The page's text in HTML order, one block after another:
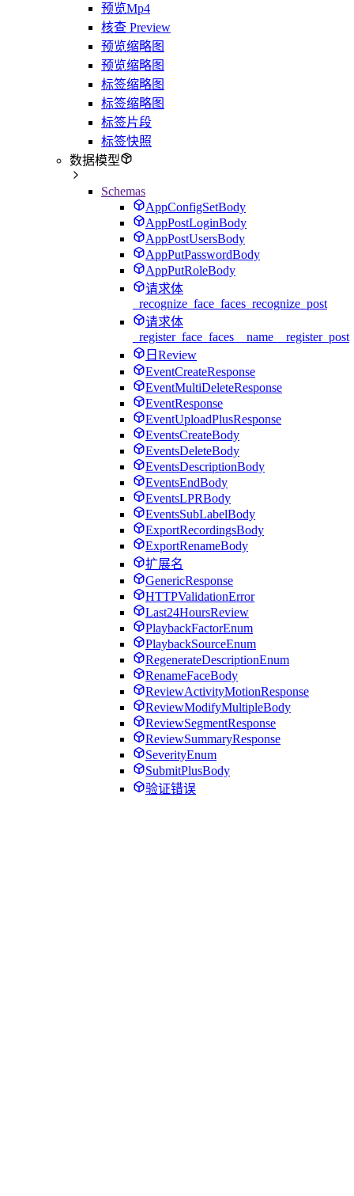
预览Mp4
核查 Preview
预览缩略图
预览缩略图
标签缩略图
标签缩略图
标签片段
标签快照
数据模型
Schemas
AppConfigSetBody
AppPostLoginBody
AppPostUsersBody
AppPutPasswordBody
AppPutRoleBody
请求体
_recognize_face_faces_recognize_post
请求体
_register_face_faces__name__register_post
日Review
EventCreateResponse
EventMultiDeleteResponse
EventResponse
EventUploadPlusResponse
EventsCreateBody
EventsDeleteBody
EventsDescriptionBody
EventsEndBody
EventsLPRBody
EventsSubLabelBody
ExportRecordingsBody
ExportRenameBody
扩展名
GenericResponse
HTTPValidationError
Last24HoursReview
PlaybackFactorEnum
PlaybackSourceEnum
RegenerateDescriptionEnum
RenameFaceBody
ReviewActivityMotionResponse
ReviewModifyMultipleBody
ReviewSegmentResponse
ReviewSummaryResponse
SeverityEnum
SubmitPlusBody
验证错误